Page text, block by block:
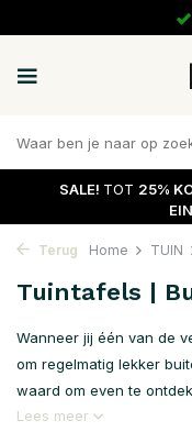
SALE! TOT 25%
Terug Home TUIN
Tuintafels |
Wanneer jij één van de
om regelmatig lekker
waard om even te
Lees meer